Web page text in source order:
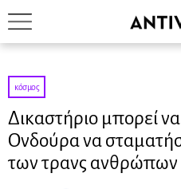
κόσμος
Δικαστήριο μπορεί
Ονδούρα να
των τρανς ανθρώπων